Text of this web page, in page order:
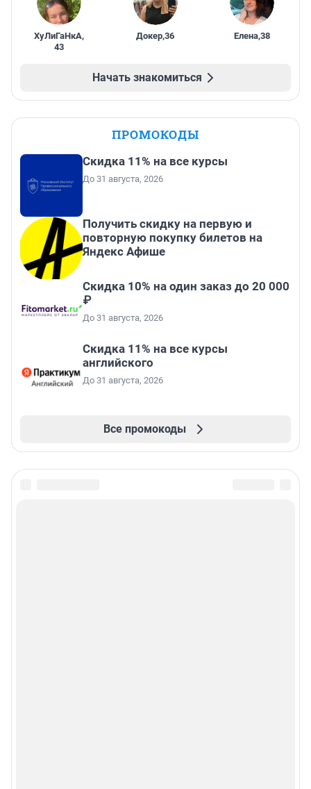
ХуЛиГаНкА,
43
Докер,36 Елена,38
Начать знакомиться
ПРОМОКОДЫ
Скидка 11% на все курсы
До 31 августа, 2026
Получить скидку на первую и
повторную покупку билетов на
Яндекс Афише
Скидка 10% на один заказ до 20 000
₽
До 31 августа, 2026
Скидка 11% на все курсы
английского
До 31 августа, 2026
Все промокоды